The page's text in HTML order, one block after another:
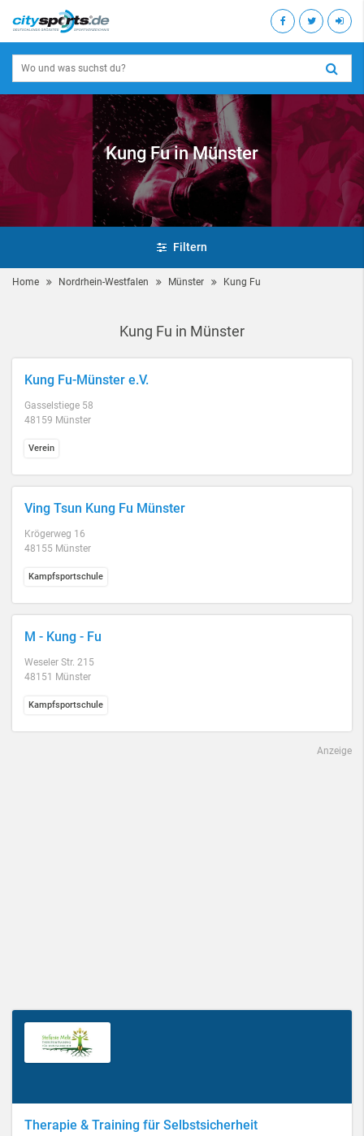
Kung Fu in Münster
Filtern
Home Nordrhein-Westfalen Münster Kung Fu
Kung Fu in Münster
Kung Fu-Münster e.V.
Gasselstiege 58
48159 Münster
Verein
Ving Tsun Kung Fu Münster
Krögerweg 16
48155 Münster
Kampfsportschule
M - Kung - Fu
Weseler Str. 215
48151 Münster
Kampfsportschule
Anzeige
Therapie & Training für Selbstsicherheit